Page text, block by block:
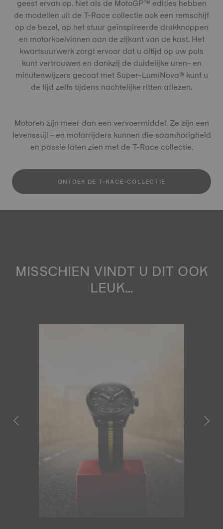
geest ervan op. Net als de MotoGP™ edities hebben
de modellen uit de T-Race collectie ook een remschijf
op de bezel, op het stuur geïnspireerde drukknoppen
en motorkoelvinnen aan de zijkant van de kast. Het
kwartsuurwerk zorgt ervoor dat u altijd op uw pols
kunt vertrouwen en dankzij de duidelijke uren- en
minutenwijzers gecoat met Super-LumiNova® kunt u
de tijd zelfs tijdens nachtelijke ritten aflezen.
Motoren zijn meer dan een vervoermiddel. Ze zijn een
levensstijl - en motorrijders kunnen die saamhorigheid
en passie laten zien met de T-Race collectie.
ONTDEK DE T-RACE-COLLECTIE
MISSCHIEN VINDT U DIT OOK
LEUK…